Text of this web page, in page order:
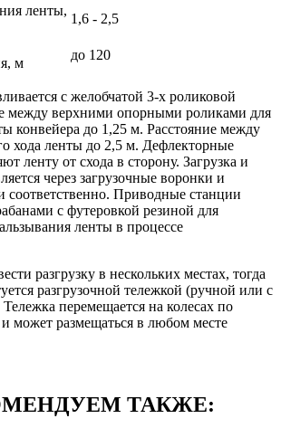
ленты,
1,6 - 2,5
м
до 120
с желобчатой 3-х роликовой
между верхними опорными роликами для
конвейера до 1,25 м. Расстояние между
хода ленты до 2,5 м. Дефлекторные
ленту от схода в сторону. Загрузка и
через загрузочные воронки и
соответственно. Приводные станции
с футеровкой резиной для
ленты в процессе
разгрузку в нескольких местах, тогда
разгрузочной тележкой (ручной или с
перемещается на колесах по
и может размещаться в любом месте
ТАКЖЕ: